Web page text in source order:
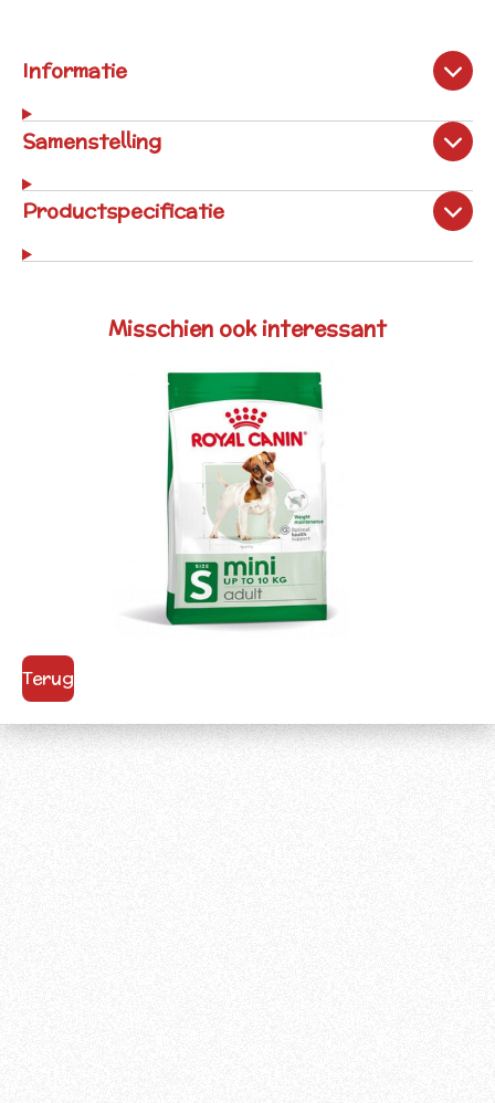
Informatie
Samenstelling
Productspecificatie
Misschien ook interessant
Terug